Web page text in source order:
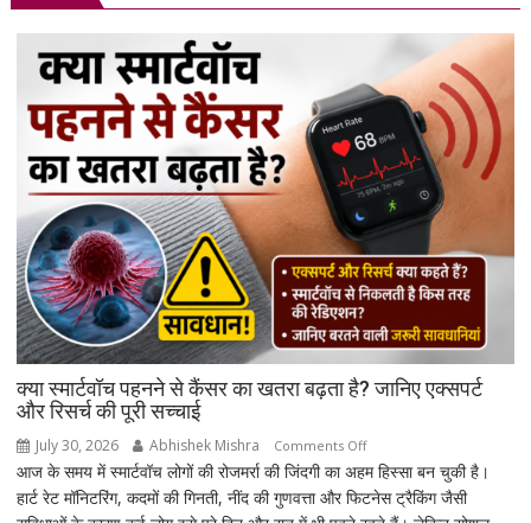
का
की
के
पास
सुपुर्द-
ए-
खाक,
मौत
पर
सियासी
बयान
से
क्या स्मार्टवॉच पहनने से कैंसर का खतरा बढ़ता है? जानिए एक्सपर्ट
और रिसर्च की पूरी सच्चाई
July 30, 2026 Abhishek Mishra Comments Offon
क्या
स्मार्टवॉच
आज के समय में स्मार्टवॉच लोगों की रोजमर्रा की जिंदगी का अहम हिस्सा बन चुकी है।
हार्ट रेट मॉनिटरिंग, कदमों की गिनती, नींद की गुणवत्ता और फिटनेस ट्रैकिंग जैसी